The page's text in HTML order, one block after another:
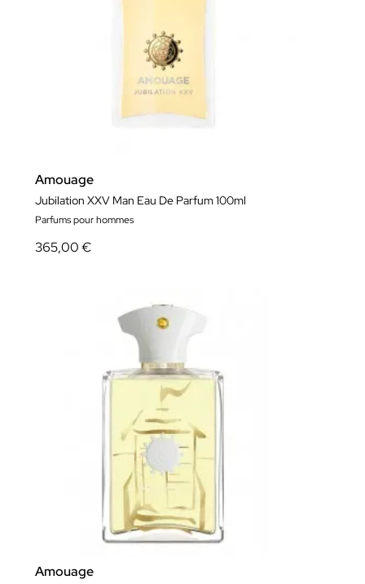
Amouage
Jubilation XXV Man Eau De Parfum 100ml
Parfums pour hommes
365,00 €
Amouage